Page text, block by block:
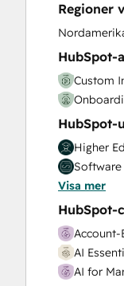
Paid
Sales
Sales
Search
Social
Video
Website
Website
Regioner
HubSpot-
Custom
HubSpot-
Higher
Visa mer
HubSpot-
AI
AI for